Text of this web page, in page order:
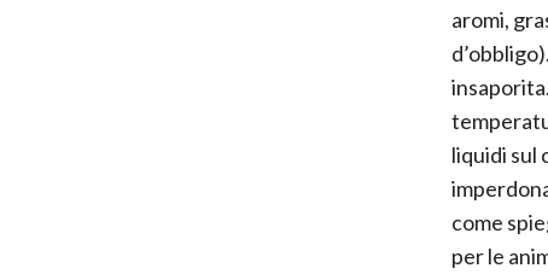
aromi,
liquidi sul
come
per le